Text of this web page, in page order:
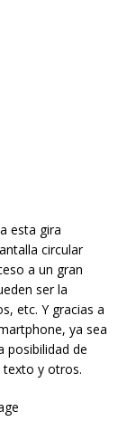
esta gira
circular
a un gran
ser la
etc. Y gracias a
ya sea
posibilidad de
texto y otros.